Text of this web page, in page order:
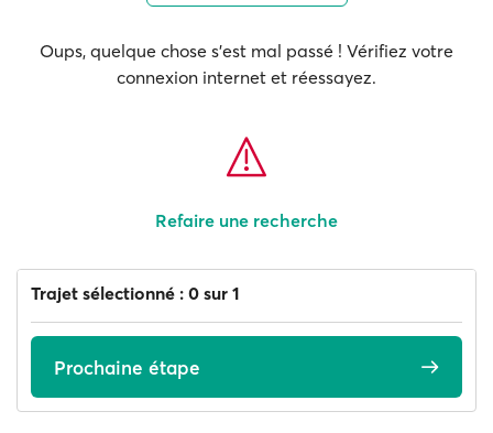
Oups, quelque chose s'est mal passé ! Vérifiez votre
connexion internet et réessayez.
Refaire une recherche
Trajet sélectionné : 0 sur 1
Prochaine étape